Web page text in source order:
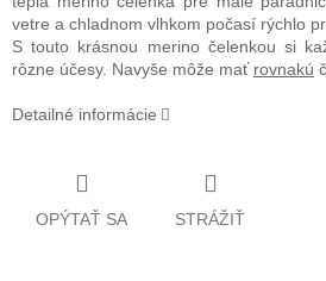
vetre a chladnom vlhkom počasí rýchlo
S touto krásnou merino čelenkou si
rôzne účesy. Navyše môže mať rovnakú
Detailné informácie
OPÝTAŤ SA STRÁŽIŤ